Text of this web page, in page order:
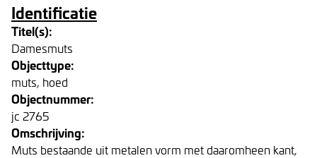
Identificatie
Titel(s):
Damesmuts
Objecttype:
muts, hoed
Objectnummer:
jc 2765
Omschrijving:
Muts bestaande uit metalen vorm met daaromheen kant,